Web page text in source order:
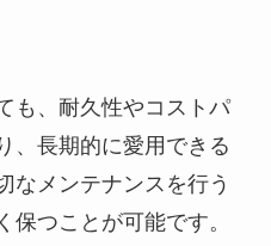
も、耐久性やコストパ
、長期的に愛用できる
なメンテナンスを行う
保つことが可能です。